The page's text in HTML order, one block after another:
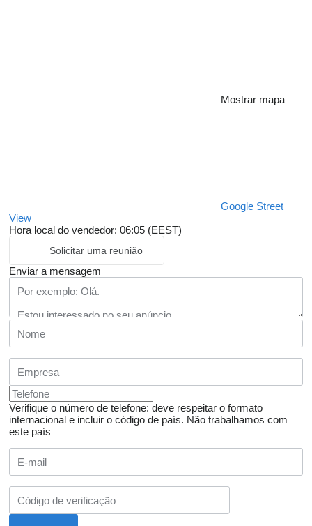
Mostrar mapa
Google Street
View
Hora local do vendedor: 06:05 (EEST)
Solicitar uma reunião
Enviar a mensagem
Verifique o número de telefone: deve respeitar o formato
internacional e incluir o código de país. Não trabalhamos com
este país